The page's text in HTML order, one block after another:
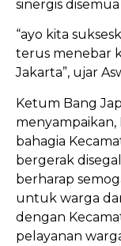
sinergis
“ayo kita
terus menebar
Jakarta”, ujar
Ketum Bang
menyampaikan,
bahagia
bergerak
berharap
untuk warga
dengan
pelayanan